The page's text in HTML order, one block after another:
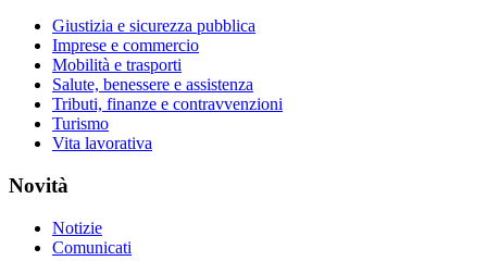
Giustizia e sicurezza pubblica
Imprese e commercio
Mobilità e trasporti
Salute, benessere e assistenza
Tributi, finanze e contravvenzioni
Turismo
Vita lavorativa
Novità
Notizie
Comunicati